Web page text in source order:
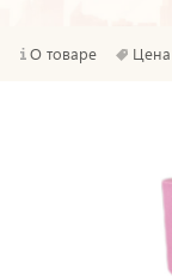
О товаре Цена